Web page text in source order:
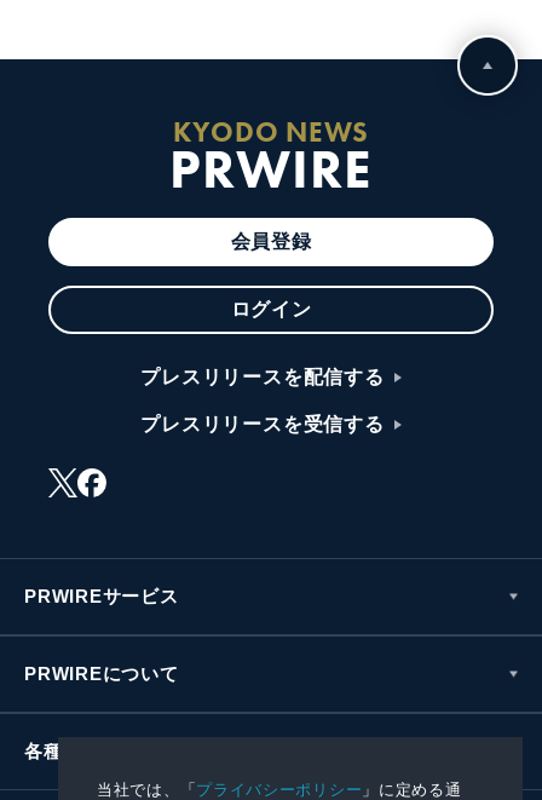
当社では、「プライバシーポリシー 」に定める通
KYODO NEWS
PRWIRE
会員登録
ログイン
プレスリリースを配信する
プレスリリースを受信する
PRWIREサービス
PRWIREについて
各種お問い合わせ